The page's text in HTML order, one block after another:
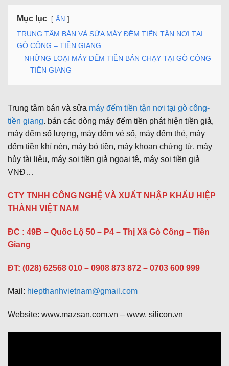
Mục lục ẨN
TRUNG TÂM BÁN VÀ SỬA MÁY ĐẾM TIỀN TẬN NƠI TẠI
GÒ CÔNG – TIỀN GIANG
NHỮNG LOẠI MÁY ĐẾM TIỀN BÁN CHẠY TẠI GÒ CÔNG
– TIỀN GIANG
Trung tâm bán và sửa máy đếm tiền tận nơi tại gò công-
tiền giang. bán các dòng máy đếm tiền phát hiện tiền giả,
máy đếm số lượng, máy đếm vé số, máy đếm thẻ, máy
đếm tiền khí nén, máy bó tiền, máy khoan chứng từ, máy
hủy tài liệu, máy soi tiền giả ngoại tệ, máy soi tiền giả
VNĐ…
CTY TNHH CÔNG NGHỆ VÀ XUẤT NHẬP KHẨU HIỆP
THÀNH VIỆT NAM
ĐC : 49B – Quốc Lộ 50 – P4 – Thị Xã Gò Công – Tiền
Giang
ĐT: (028) 62568 010 – 0908 873 872 – 0703 600 999
Mail: hiepthanhvietnam@gmail.com
Website: www.mazsan.com.vn – www. silicon.vn